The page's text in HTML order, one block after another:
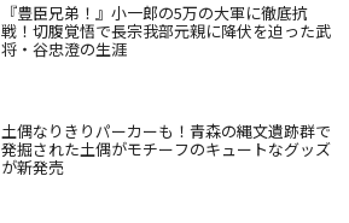
『豊臣兄弟！』小一郎の5万の大軍に徹底抗
戦！切腹覚悟で長宗我部元親に降伏を迫った武
将・谷忠澄の生涯
土偶なりきりパーカーも！青森の縄文遺跡群で
発掘された土偶がモチーフのキュートなグッズ
が新発売